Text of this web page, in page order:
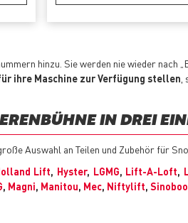
hinzu. Sie werden nie wieder
ihre Maschine zur Verfügung stellen
IN DREI
Auswahl an Teilen und Zubehör für
Lift, Hyster, LGMG, Lift-A-Loft,
, Magni, Manitou, Mec, Niftylift,